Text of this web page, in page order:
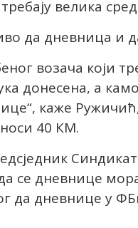
велика
да дневница и
возача који
донесена, а
каже
40 КМ.
се дневнице
да дневнице у